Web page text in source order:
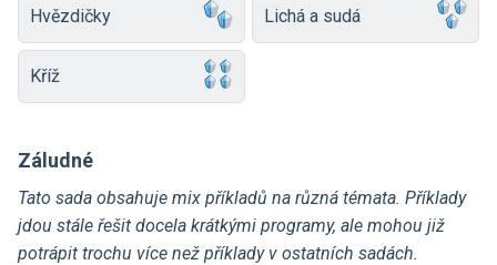
Hvězdičky Lichá a sudá
Kříž
Záludné
Tato sada obsahuje mix příkladů na různá témata. Příklady
jdou stále řešit docela krátkými programy, ale mohou již
potrápit trochu více než příklady v ostatních sadách.